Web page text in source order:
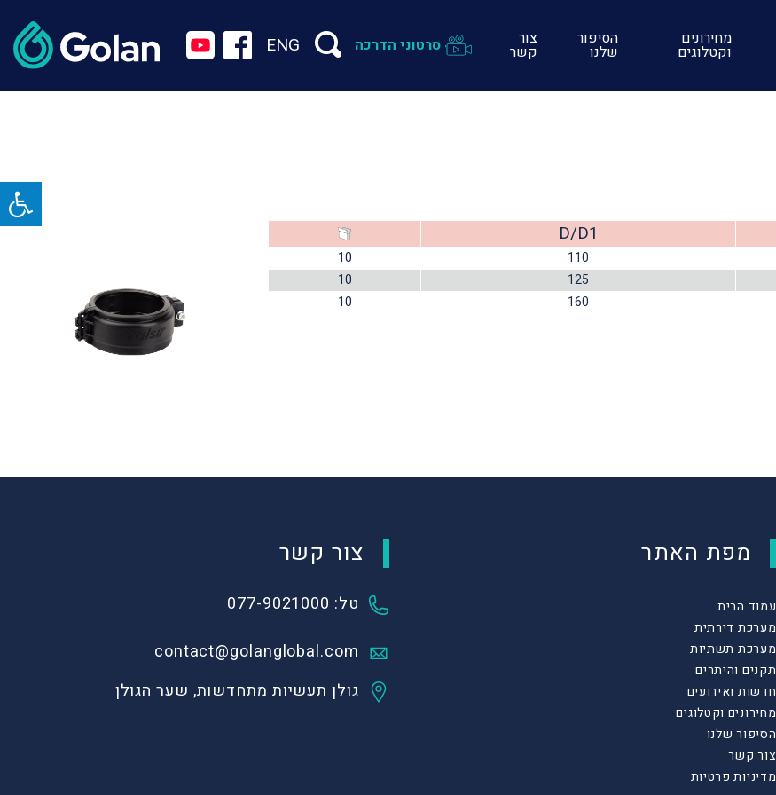
מחירונים
וקטלוגים
הסיפור
שלנו
צור
קשר סרטוני הדרכה ENG
D/D1
110
10
125
10
160
10
מפת האתר
עמוד הבית
מערכת דירתית
מערכת תשתיות
תקנים והיתרים
חדשות ואירועים
מחירונים וקטלוגים
הסיפור שלנו
צור קשר
מדיניות פרטיות
צור קשר
טל: 077-9021000
contact@golanglobal.com
גולן תעשיות מתחדשות, שער הגולן